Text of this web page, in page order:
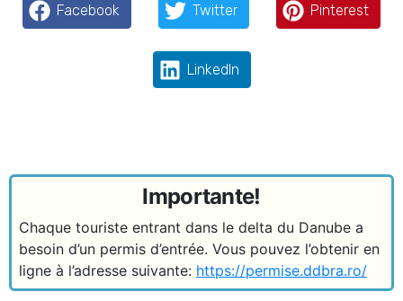
Facebook Twitter Pinterest
LinkedIn
Importante!
Chaque touriste entrant dans le delta du Danube a
besoin d’un permis d’entrée. Vous pouvez l’obtenir en
ligne à l’adresse suivante: https://permise.ddbra.ro/